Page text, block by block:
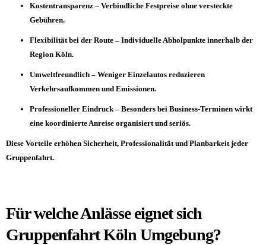
Kostentransparenz – Verbindliche Festpreise ohne versteckte
Gebühren.
Flexibilität bei der Route – Individuelle Abholpunkte innerhalb der
Region Köln.
Umweltfreundlich – Weniger Einzelautos reduzieren
Verkehrsaufkommen und Emissionen.
Professioneller Eindruck – Besonders bei Business-Terminen wirkt
eine koordinierte Anreise organisiert und seriös.
Diese Vorteile erhöhen Sicherheit, Professionalität und Planbarkeit jeder
Gruppenfahrt.
Für welche Anlässe eignet sich
Gruppenfahrt Köln Umgebung?